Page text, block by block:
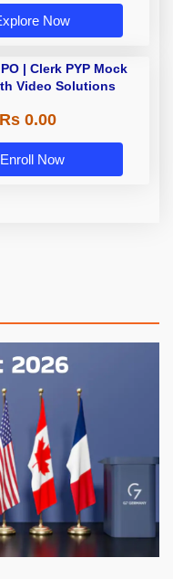
Now
| Clerk PYP Mock
Video Solutions
Rs 0.00
Enroll Now